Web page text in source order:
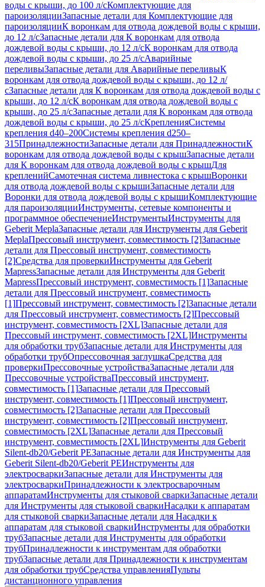
воды с крыши, до 100 л/сКомплектующие для
пароизоляцииЗапасные детали для Комплектующие для
пароизоляцииК воронкам для отвода дождевой воды с крыши,
до 12 л/сЗапасные детали для К воронкам для отвода
дождевой воды с крыши, до 12 л/сК воронкам для отвода
дождевой воды с крыши, до 25 л/сАварийные
переливыЗапасные детали для Аварийные переливыК
воронкам для отвода дождевой воды с крыши, до 12 л/
сЗапасные детали для К воронкам для отвода дождевой воды с
крыши, до 12 л/сК воронкам для отвода дождевой воды с
крыши, до 25 л/сЗапасные детали для К воронкам для отвода
дождевой воды с крыши, до 25 л/сКрепленияСистемы
крепления d40–200Системы крепления d250–
315ПринадлежностиЗапасные детали для ПринадлежностиК
воронкам для отвода дождевой воды с крышЗапасные детали
для К воронкам для отвода дождевой воды с крышДля
крепленийСамотечная система ливнестока с крышВоронки
для отвода дождевой воды с крышиЗапасные детали для
Воронки для отвода дождевой воды с крышиКомплектующие
для пароизоляцииИнструменты, сетевые компоненты и
программное обеспечениеИнструментыИнструменты для
Geberit MeplaЗапасные детали для Инструменты для Geberit
MeplaПрессовый инструмент, совместимость [2]Запасные
детали для Прессовый инструмент, совместимость
[2]Средства для проверкиИнструменты для Geberit
MapressЗапасные детали для Инструменты для Geberit
MapressПрессовый инструмент, совместимость [1]Запасные
детали для Прессовый инструмент, совместимость
[1]Прессовый инструмент, совместимость [2]Запасные детали
для Прессовый инструмент, совместимость [2]Прессовый
инструмент, совместимость [2XL]Запасные детали для
Прессовый инструмент, совместимость [2XL]Инструменты
для обработки трубЗапасные детали для Инструменты для
обработки трубОпрессовочная заглушкаСредства для
проверкиПрессовочные устройстваЗапасные детали для
Прессовочные устройстваПрессовый инструмент,
совместимость [1]Запасные детали для Прессовый
инструмент, совместимость [1]Прессовый инструмент,
совместимость [2]Запасные детали для Прессовый
инструмент, совместимость [2]Прессовый инструмент,
совместимость [2XL]Запасные детали для Прессовый
инструмент, совместимость [2XL]Инструменты для Geberit
Silent-db20/Geberit PEЗапасные детали для Инструменты для
Geberit Silent-db20/Geberit PEИнструменты для
электросваркиЗапасные детали для Инструменты для
электросваркиПринадлежности к электросварочным
аппаратамИнструменты для стыковой сваркиЗапасные детали
для Инструменты для стыковой сваркиНасадки к аппаратам
для стыковой сваркиЗапасные детали для Насадки к
аппаратам для стыковой сваркиИнструменты для обработки
трубЗапасные детали для Инструменты для обработки
трубПринадлежности к инструментам для обработки
трубЗапасные детали для Принадлежности к инструментам
для обработки трубСредства управленияПульты
дистанционного управления